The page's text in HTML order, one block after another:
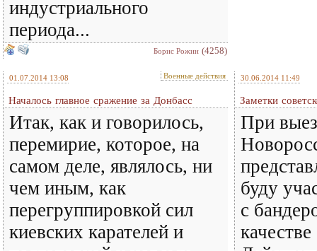
индустриального
периода...
Борис Рожин (4258)
01.07.2014 13:08 Военные действия
Началось главное сражение за Донбасс
Итак, как и говорилось,
перемирие, которое, на
самом деле, являлось, ни
чем иным, как
перегруппировкой сил
киевских карателей и
30.06.2014 11:49
Заметки
При
буду
с